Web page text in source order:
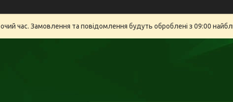
час. Замовлення та повідомлення будуть оброблені з 09:00